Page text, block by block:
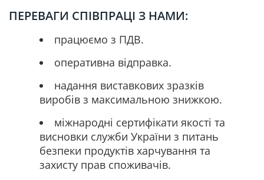
ПЕРЕВАГИ СПІВПРАЦІ З НАМИ:
працюємо з ПДВ.
оперативна відправка.
надання виставкових зразків
виробів з максимальною знижкою.
міжнародні сертифікати якості та
висновки служби України з питань
безпеки продуктів харчування та
захисту прав споживачів.